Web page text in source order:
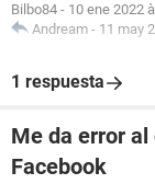
Bilbo84 - 10 ene 2022
Andream - 11 may
1 respuesta
Me da error
Facebook